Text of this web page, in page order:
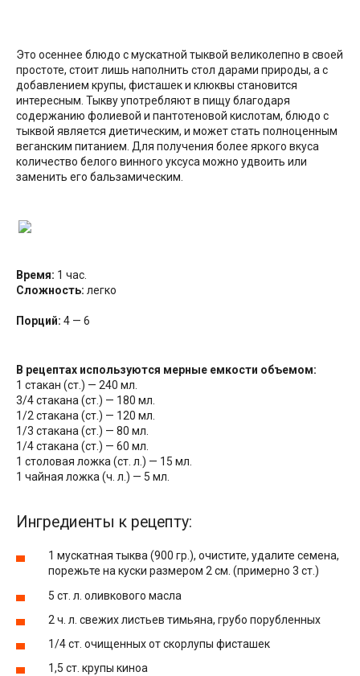
Это осеннее блюдо с мускатной тыквой великолепно в своей
простоте, стоит лишь наполнить стол дарами природы, а с
добавлением крупы, фисташек и клюквы становится
интересным. Тыкву употребляют в пищу благодаря
содержанию фолиевой и пантотеновой кислотам, блюдо с
тыквой является диетическим, и может стать полноценным
веганским питанием. Для получения более яркого вкуса
количество белого винного уксуса можно удвоить или
заменить его бальзамическим.
Время: 1 час.
Сложность: легко
Порций: 4 — 6
В рецептах используются мерные емкости объемом:
1 стакан (ст.) — 240 мл.
3/4 стакана (ст.) — 180 мл.
1/2 стакана (ст.) — 120 мл.
1/3 стакана (ст.) — 80 мл.
1/4 стакана (ст.) — 60 мл.
1 столовая ложка (ст. л.) — 15 мл.
1 чайная ложка (ч. л.) — 5 мл.
Ингредиенты к рецепту:
1 мускатная тыква (900 гр.), очистите, удалите семена,
порежьте на куски размером 2 см. (примерно 3 ст.)
5 ст. л. оливкового масла
2 ч. л. свежих листьев тимьяна, грубо порубленных
1/4 ст. очищенных от скорлупы фисташек
1,5 ст. крупы киноа